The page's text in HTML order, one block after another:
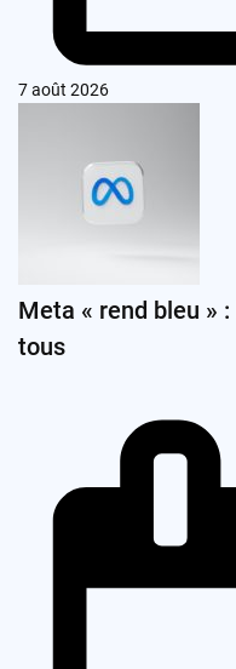
7 août 2026
Meta « rend bleu »
tous